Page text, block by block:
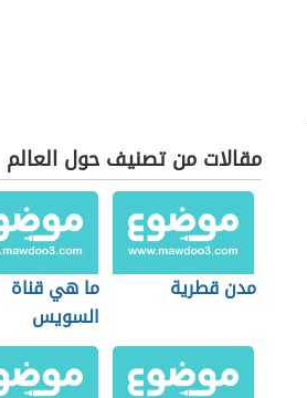
مقالات من تصنيف حول العالم
مدن قطرية
ما هي قناة
السويس